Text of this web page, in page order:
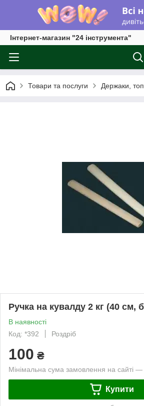
Інтернет-магазин "24 інструмента"
Товари та послуги Держаки,
Ручка на кувалду 2 кг (40 см,
В наявності
Код: *392
Роздріб
100 ₴
Мінімальна сума замовлення на сайті
Купити